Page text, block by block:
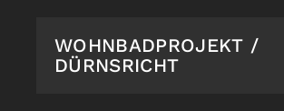
WOHNBADPROJEKT /
DÜRNSRICHT